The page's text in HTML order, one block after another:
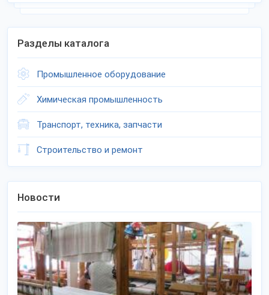
Разделы каталога
Промышленное оборудование
Химическая промышленность
Транспорт, техника, запчасти
Строительство и ремонт
Новости